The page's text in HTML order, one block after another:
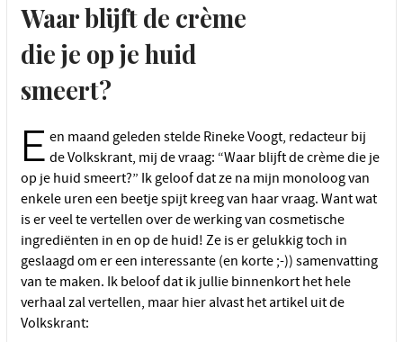
Waar blijft de crème
die je op je huid
smeert?
E en maand geleden stelde Rineke Voogt, redacteur bij
de Volkskrant, mij de vraag: “Waar blijft de crème die je
op je huid smeert?” Ik geloof dat ze na mijn monoloog van
enkele uren een beetje spijt kreeg van haar vraag. Want wat
is er veel te vertellen over de werking van cosmetische
ingrediënten in en op de huid! Ze is er gelukkig toch in
geslaagd om er een interessante (en korte ;-)) samenvatting
van te maken. Ik beloof dat ik jullie binnenkort het hele
verhaal zal vertellen, maar hier alvast het artikel uit de
Volkskrant: